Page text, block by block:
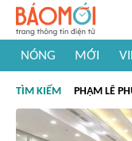
NÓNG MỚI
#Khám phá thế giới
TÌM KIẾM PHẠM LÊ